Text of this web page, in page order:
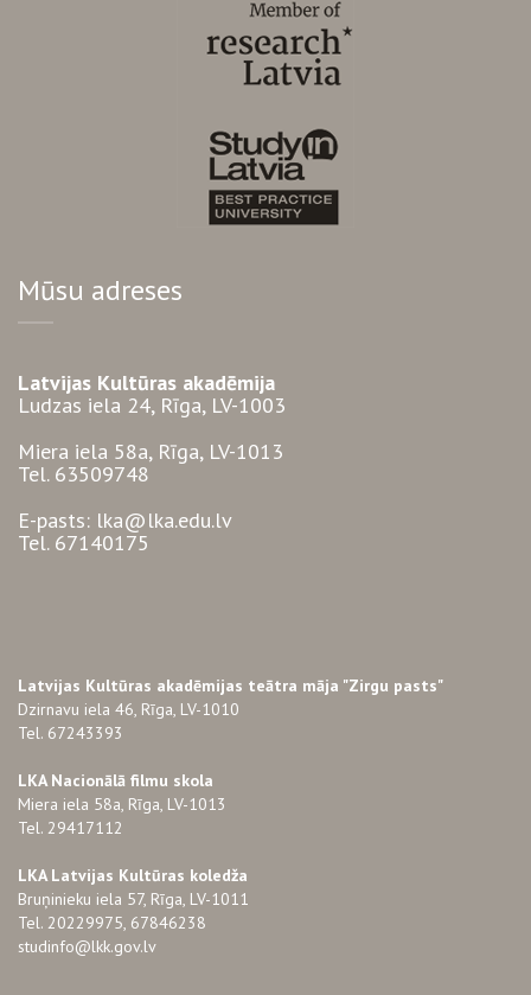
Mūsu adreses
Latvijas Kultūras akadēmija
Ludzas iela 24, Rīga, LV-1003
Miera iela 58a, Rīga, LV-1013
Tel. 63509748
E-pasts: lka@lka.edu.lv
Tel. 67140175
Latvijas Kultūras akadēmijas teātra māja "Zirgu pasts"
Dzirnavu iela 46, Rīga, LV-1010
Tel. 67243393
LKA Nacionālā filmu skola
Miera iela 58a, Rīga, LV-1013
Tel. 29417112
LKA Latvijas Kultūras koledža
Bruņinieku iela 57, Rīga, LV-1011
Tel. 20229975, 67846238
studinfo@lkk.gov.lv